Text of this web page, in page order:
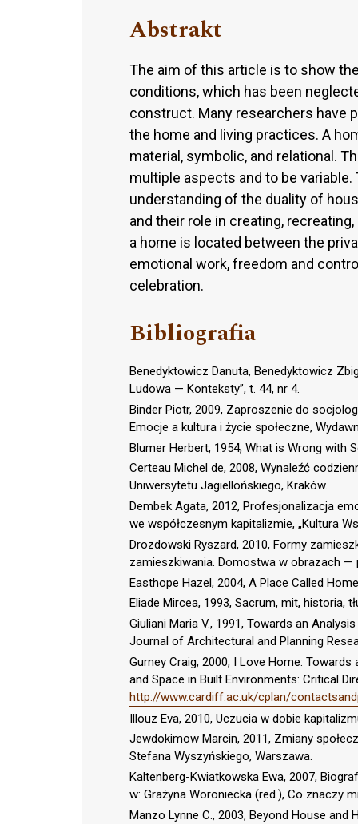
Abstrakt
The aim of this article is to show
conditions, which has been
construct. Many researchers have
the home and living practices. A
material, symbolic, and relational.
multiple aspects and to be
understanding of the duality of
and their role in creating,
a home is located between the
emotional work, freedom and
celebration.
Bibliografia
Benedyktowicz Danuta, Benedyktowicz
Ludowa — Konteksty”, t. 44, nr 4.
Binder Piotr, 2009, Zaproszenie do
Emocje a kultura i życie społeczne,
Blumer Herbert, 1954, What is Wrong with
Certeau Michel de, 2008, Wynaleźć
Uniwersytetu Jagiellońskiego, Kraków.
Dembek Agata, 2012, Profesjonalizacja
we współczesnym kapitalizmie, „Kultura
Drozdowski Ryszard, 2010, Formy
zamieszkiwania. Domostwa w obrazach —
Easthope Hazel, 2004, A Place Called
Eliade Mircea, 1993, Sacrum, mit, historia,
Giuliani Maria V., 1991, Towards an
Journal of Architectural and Planning
Gurney Craig, 2000, I Love Home:
and Space in Built Environments: Critical
http://www.cardiff.ac.uk/cplan/
Illouz Eva, 2010, Uczucia w dobie
Jewdokimow Marcin, 2011, Zmiany
Stefana Wyszyńskiego, Warszawa.
Kaltenberg-Kwiatkowska Ewa, 2007,
w: Grażyna Woroniecka (red.), Co znaczy
Manzo Lynne C., 2003, Beyond House